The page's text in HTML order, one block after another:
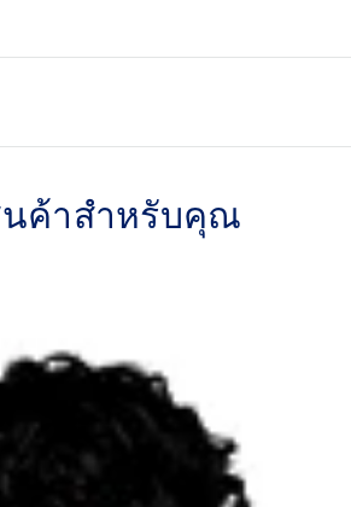
Jacquard tape on inseam.
ค้าสำหรับคุณ